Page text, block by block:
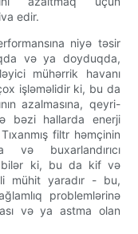
edir.
niyə təsir
və ya doyduqda,
mühərrik havanı
işləməlidir ki, bu da
azalmasına, qeyri-
bəzi hallarda enerji
filtr həmçinin
və buxarlandırıcı
bilər ki, bu da kif və
mühit yaradır - bu,
problemlərinə
və ya astma olan